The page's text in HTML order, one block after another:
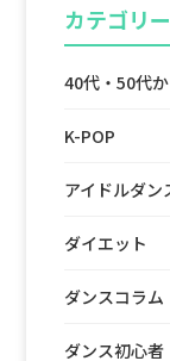
カテゴリー
40代・50代
K-POP
アイドルダン
ダイエット
ダンスコラム
ダンス初心者